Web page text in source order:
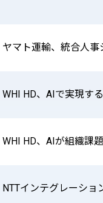
ヤマト運輸、統合人事
WHI HD、AIで実現す
WHI HD、AIが組織課
NTTインテグレーショ